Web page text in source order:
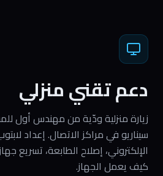
دعم تقني منزلي
زيارة منزلية ودّية من مهندس أول
سيناريو في مراكز الاتصال. إعداد
الإلكتروني، إصلاح الطابعة، تسريع
كيف يعمل الجهاز.